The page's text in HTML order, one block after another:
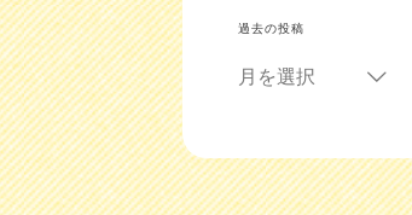
過去の投稿